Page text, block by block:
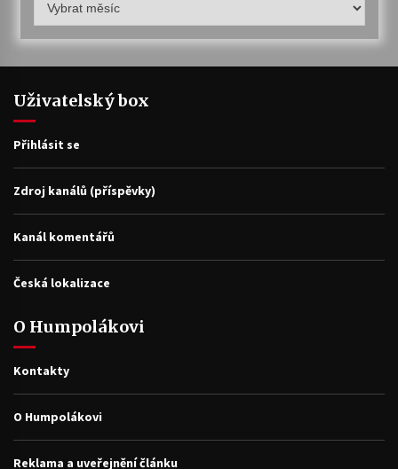
archiv
Uživatelský box
Přihlásit se
Zdroj kanálů (příspěvky)
Kanál komentářů
Česká lokalizace
O Humpolákovi
Kontakty
O Humpolákovi
Reklama a uveřejnění článku